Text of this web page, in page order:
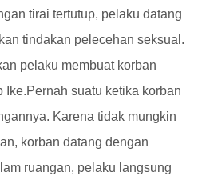
tirai tertutup, pelaku datang
tindakan pelecehan seksual.
pelaku membuat korban
Ike.Pernah suatu ketika korban
Karena tidak mungkin
korban datang dengan
ruangan, pelaku langsung